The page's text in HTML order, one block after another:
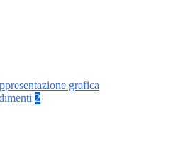
grafica
2